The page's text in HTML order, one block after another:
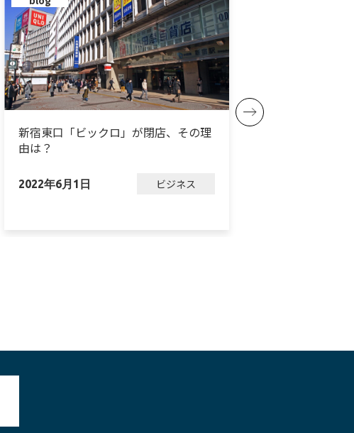
新宿東口「ビックロ」が閉店、その理
由は？
2022年6月1日 ビジネス